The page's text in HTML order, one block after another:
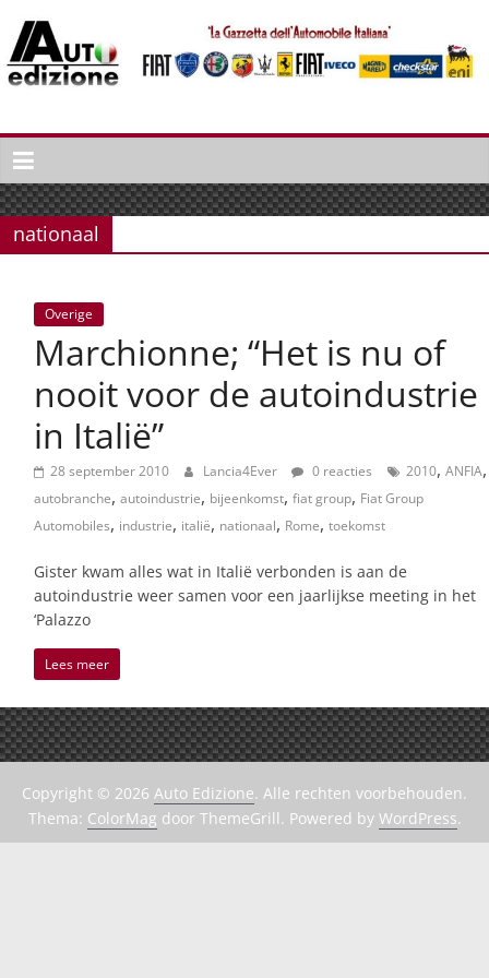
naar
inhoud
Auto
Edizione
La
Gazetta
dell'Automobile
Italiaans
autonieuws
lifestyle
nationaal
Overige
Marchionne; “Het is nu of
nooit voor de autoindustrie
in Italië”
28 september 2010 Lancia4Ever 0 reacties 2010, ANFIA,
autobranche, autoindustrie, bijeenkomst, fiat group, Fiat Group
Automobiles, industrie, italië, nationaal, Rome, toekomst
Gister kwam alles wat in Italië verbonden is aan de
autoindustrie weer samen voor een jaarlijkse meeting in het
‘Palazzo
Lees meer
Copyright © 2026 Auto Edizione. Alle rechten voorbehouden.
Thema: ColorMag door ThemeGrill. Powered by WordPress.